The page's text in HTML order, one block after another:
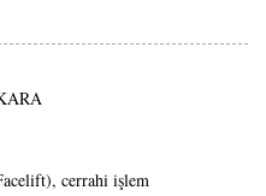
cerrahi işlem